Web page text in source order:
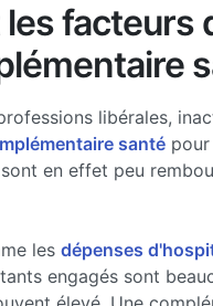
facteurs
libérales,
santépour
en effet peu
les dépenses
engagés sont